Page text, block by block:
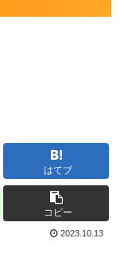
はてブ
コピー
2023.10.13